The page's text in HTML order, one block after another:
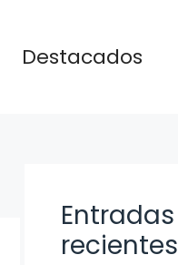
Destacados
Entradas
recientes